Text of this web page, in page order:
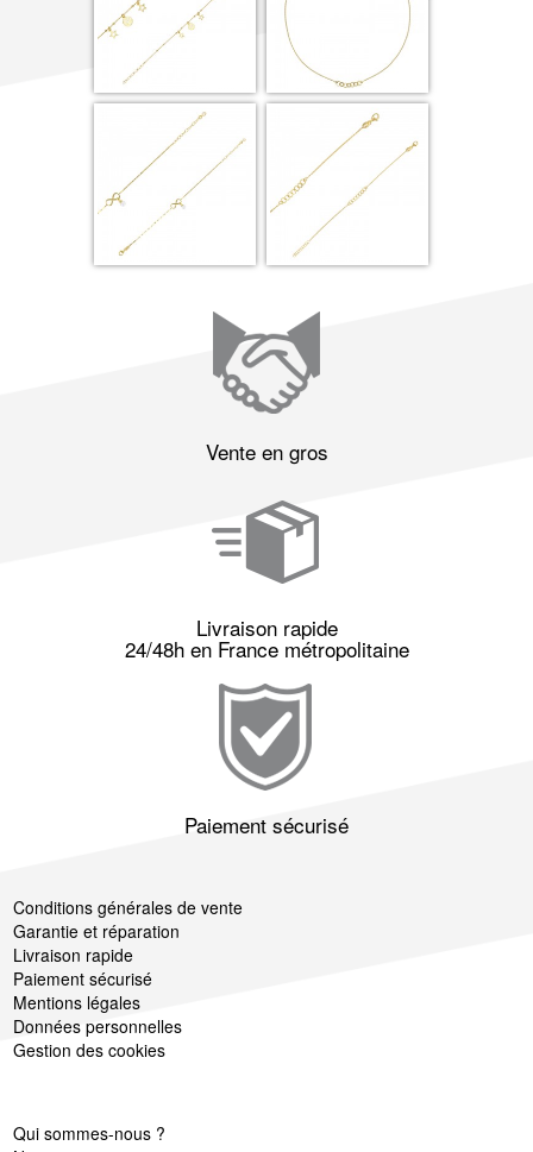
Vente en gros
Livraison rapide
24/48h en France métropolitaine
Paiement sécurisé
Conditions générales de vente
Garantie et réparation
Livraison rapide
Paiement sécurisé
Mentions légales
Données personnelles
Gestion des cookies
Qui sommes-nous ?